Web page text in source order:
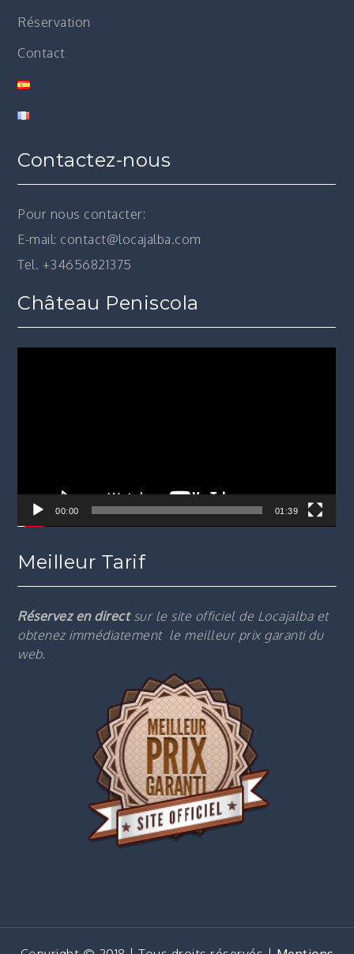
Réservation
Contact
Contactez-nous
Pour nous contacter:
E-mail: contact@locajalba.com
Tel. +34656821375
Château Peniscola
00:00 01:39
Meilleur Tarif
Réservez en directsur le site officiel de Locajalba et
obtenez immédiatement le meilleur prix garanti du
web.